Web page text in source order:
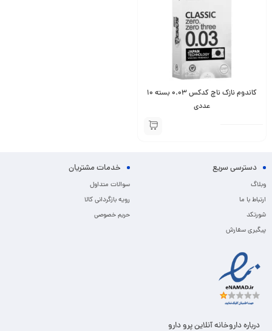
کاندوم نازک ناچ کدکس 0.03 بسته 10
عددی
دسترسی سریع
وبلاگ
ارتباط با ما
شورتکد
پیگیری سفارش
خدمات مشتریان
سوالات متداول
رویه بازگردانی کالا
حریم خصوصی
درباره داروخانه آنلاین پرو دارو